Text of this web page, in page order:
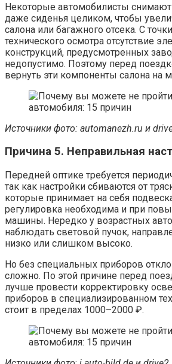
Некоторые автомобилисты
даже сиденья целиком, чтобы
салона или багажного отсека. С
технического осмотра отсутствие
конструкций, предусмотренных
недопустимо. Поэтому перед
вернуть эти компоненты салона на
Источники фото: automanezh.ru и
Причина 5. Неправильная
Передней оптике требуется
так как настройки сбиваются от
которые принимает на себя
регулировка необходима и при
машины. Нередко у возрастных
наблюдать световой пучок,
низко или слишком высоко.
Но без специальных приборов
сложно. По этой причине перед
лучше провести корректировку
приборов в специализированном
стоит в пределах 1000–2000 ₽.